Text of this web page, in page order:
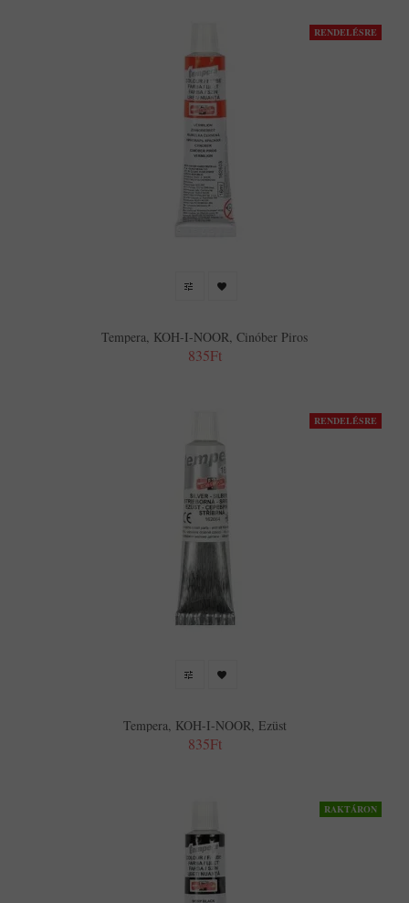
RENDELÉSRE
Tempera, KOH-I-NOOR, Cinóber Piros
835Ft
RENDELÉSRE
Tempera, KOH-I-NOOR, Ezüst
835Ft
RAKTÁRON